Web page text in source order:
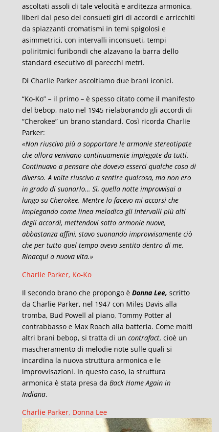
ascoltati assoli di tale velocità e arditezza armonica,
liberi dal peso dei consueti giri di accordi e arricchiti
da spiazzanti cromatismi in temi spigolosi e
asimmetrici, con intervalli inconsueti, tempi
poliritmici furibondi che alzavano la barra dello
standard esecutivo di parecchi metri.
Di Charlie Parker ascoltiamo due brani iconici.
“Ko-Ko” – il primo – è spesso citato come il manifesto
del bebop, nato nel 1945 rielaborando gli accordi di
“Cherokee” un brano standard. Così ricorda Charlie
Parker:
«Non riuscivo più a sopportare le armonie stereotipate
che allora venivano continuamente impiegate da tutti.
Continuavo a pensare che doveva esserci qualche cosa di
diverso. A volte riuscivo a sentire qualcosa, ma non ero
in grado di suonarlo… Sì, quella notte improvvisai a
lungo su Cherokee. Mentre lo facevo mi accorsi che
impiegando come linea melodica gli intervalli più alti
degli accordi, mettendovi sotto armonie nuove,
abbastanza affini, stavo suonando improvvisamente ciò
che per tutto quel tempo avevo sentito dentro di me.
Rinacqui a nuova vita.»
Charlie Parker, Ko-Ko
Il secondo brano che propongo è Donna Lee, scritto
da Charlie Parker, nel 1947 con Miles Davis alla
tromba, Bud Powell al piano, Tommy Potter al
contrabbasso e Max Roach alla batteria. Come molti
altri brani bebop, si tratta di un contrafact, cioè un
mascheramento di melodie note sulle quali si
incardina la nuova struttura armonica e le
improvvisazioni. In questo caso, la struttura
armonica è stata presa da Back Home Again in
Indiana.
Charlie Parker, Donna Lee